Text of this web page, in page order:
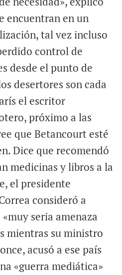
encuentran en un
tal vez incluso
control de
desde el punto de
desertores son cada
el escritor
próximo a las
que Betancourt esté
Dice que recomendó
medicinas y libros a la
el presidente
consideró a
seria amenaza
mientras su ministro
acusó a ese país
«guerra mediática»